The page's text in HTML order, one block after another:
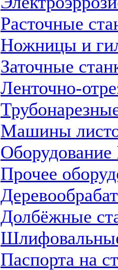
Расточные
Ножницы и
Заточные
Ленточно-
Машины
Прочее
Долбёжные
Паспорта на